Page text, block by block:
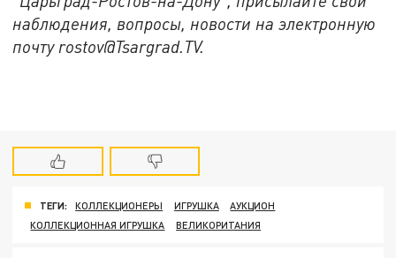
наблюдения, вопросы, новости на электронную
почту rostov@Tsargrad.ТV.
ТЕГИ: КОЛЛЕКЦИОНЕРЫ ИГРУШКА
АУКЦИОН
КОЛЛЕКЦИОННАЯ ИГРУШКА
ВЕЛИКОРИТАНИЯ